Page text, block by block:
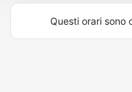
Questi orari sono